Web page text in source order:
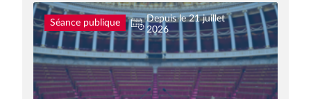
Séance publique
Depuis le 21 juillet
2026